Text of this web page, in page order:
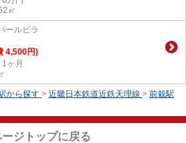
㎡
ールビラ
4,500円)
ヶ月
から探す > 近畿日本鉄道近鉄天理線 > 前栽駅
ージトップに戻る